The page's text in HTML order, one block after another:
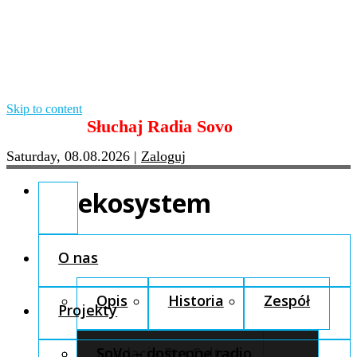
Skip to content
Słuchaj Radia Sovo
Saturday, 08.08.2026 | Zaloguj
O nas
Opis Historia Zespół
Fundacja Pro Cultura
Projekty
SoVo – dostępne radio
ekosystem